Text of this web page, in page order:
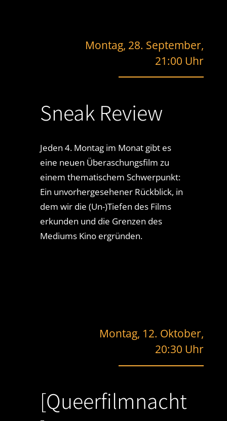
Montag, 28. September,
21:00 Uhr
Sneak Review
Jeden 4. Montag im Monat gibt es
eine neuen Überaschungsfilm zu
einem thematischem Schwerpunkt:
Ein unvorhergesehener Rückblick, in
dem wir die (Un-)Tiefen des Films
erkunden und die Grenzen des
Mediums Kino ergründen.
Montag, 12. Oktober,
20:30 Uhr
[Queerfilmnacht